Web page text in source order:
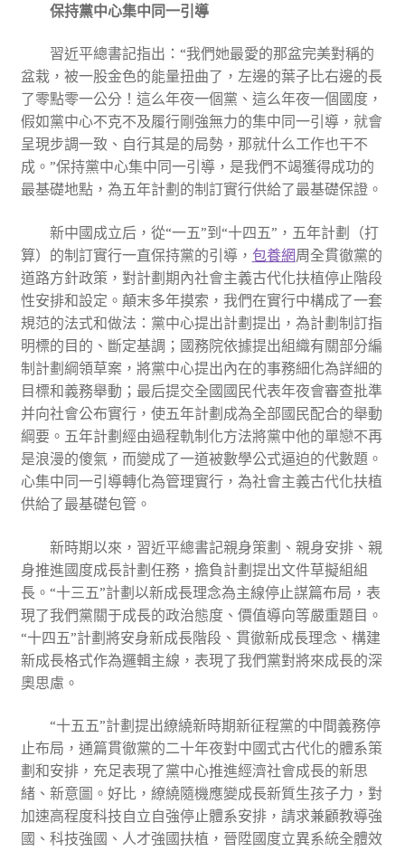
保持黨中心集中同一引導
習近平總書記指出：“我們她最愛的那盆完美對稱的
盆栽，被一股金色的能量扭曲了，左邊的葉子比右邊的長
了零點零一公分！這么年夜一個黨、這么年夜一個國度，
假如黨中心不克不及履行剛強無力的集中同一引導，就會
呈現步調一致、自行其是的局勢，那就什么工作也干不
成。”保持黨中心集中同一引導，是我們不竭獲得成功的
最基礎地點，為五年計劃的制訂實行供給了最基礎保證。
新中國成立后，從“一五”到“十四五”，五年計劃（打
算）的制訂實行一直保持黨的引導， 包養網周全貫徹黨的
道路方針政策，對計劃期內社會主義古代化扶植停止階段
性安排和設定。顛末多年摸索，我們在實行中構成了一套
規范的法式和做法：黨中心提出計劃提出，為計劃制訂指
明標的目的、斷定基調；國務院依據提出組織有關部分編
制計劃綱領草案，將黨中心提出內在的事務細化為詳細的
目標和義務舉動；最后提交全國國民代表年夜會審查批準
并向社會公布實行，使五年計劃成為全部國民配合的舉動
綱要。五年計劃經由過程軌制化方法將黨中他的單戀不再
是浪漫的傻氣，而變成了一道被數學公式逼迫的代數題。
心集中同一引導轉化為管理實行，為社會主義古代化扶植
供給了最基礎包管。
新時期以來，習近平總書記親身策劃、親身安排、親
身推進國度成長計劃任務，擔負計劃提出文件草擬組組
長。“十三五”計劃以新成長理念為主線停止謀篇布局，表
現了我們黨關于成長的政治態度、價值導向等嚴重題目。
“十四五”計劃將安身新成長階段、貫徹新成長理念、構建
新成長格式作為邏輯主線，表現了我們黨對將來成長的深
奧思慮。
“十五五”計劃提出繚繞新時期新征程黨的中間義務停
止布局，通篇貫徹黨的二十年夜對中國式古代化的體系策
劃和安排，充足表現了黨中心推進經濟社會成長的新思
緒、新意圖。好比，繚繞隨機應變成長新質生孩子力，對
加速高程度科技自立自強停止體系安排，請求兼顧教導強
國、科技強國、人才強國扶植，晉陞國度立異系統全體效